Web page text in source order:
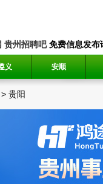
贵州招聘吧免费信息发布
义 安顺
> 贵阳